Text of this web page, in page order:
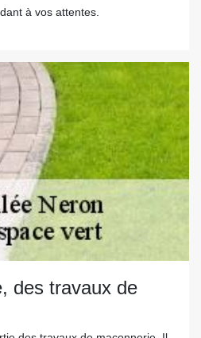
à vos attentes.
des travaux de